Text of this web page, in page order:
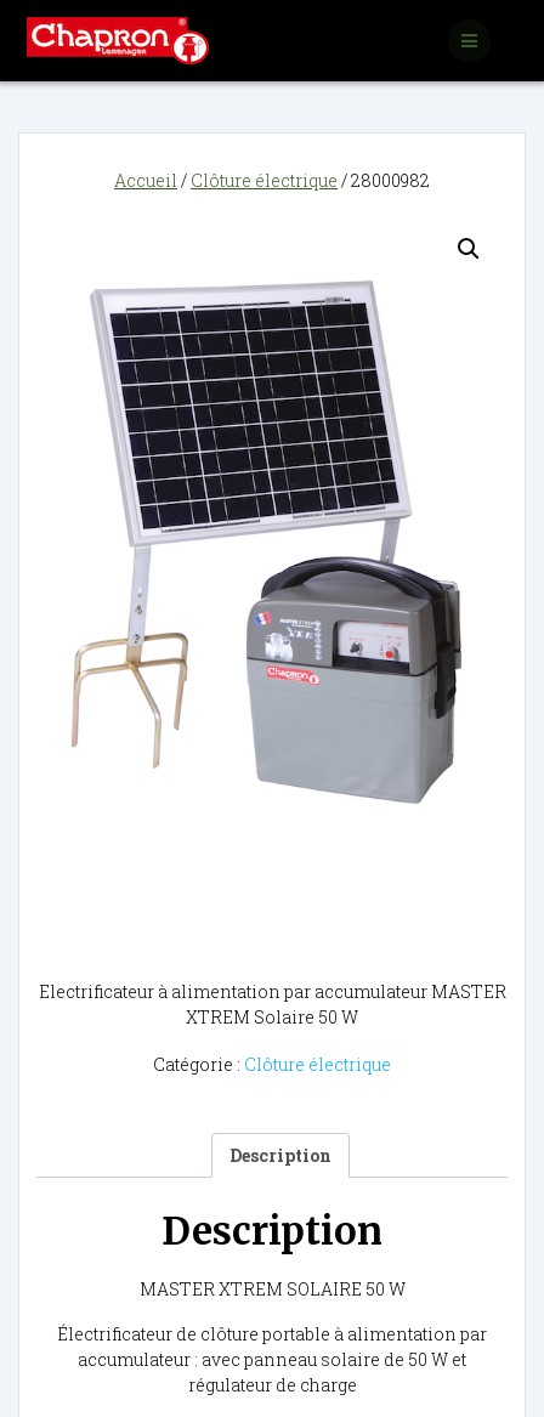
Accueil / Clôture électrique / 28000982
Electrificateur à alimentation par accumulateur MASTER
XTREM Solaire 50 W
Catégorie : Clôture électrique
Description
Description
MASTER XTREM SOLAIRE 50 W
Électrificateur de clôture portable à alimentation par
accumulateur : avec panneau solaire de 50 W et
régulateur de charge